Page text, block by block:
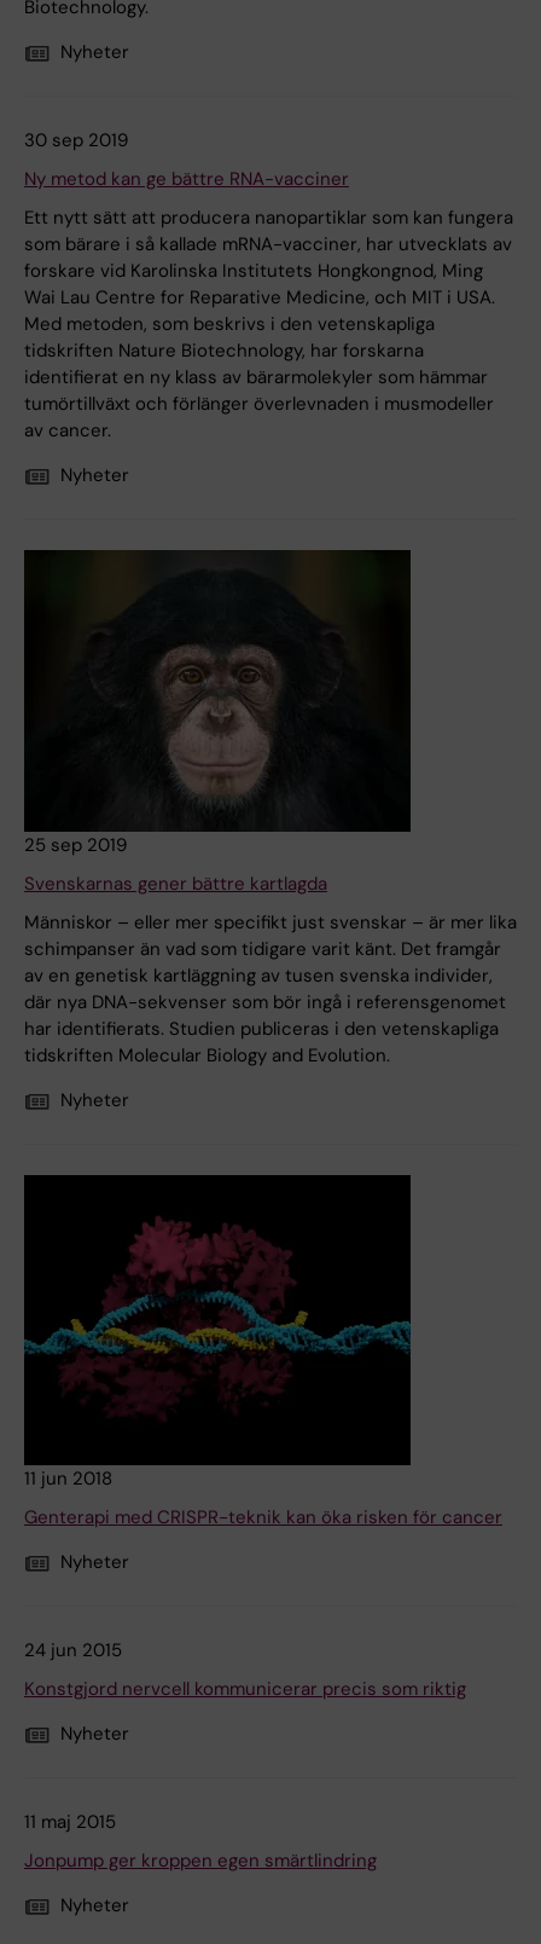
Biotechnology.
Nyheter
30 sep 2019
Ny metod kan ge bättre RNA-vacciner
Ett nytt sätt att producera nanopartiklar som kan fungera
som bärare i så kallade mRNA-vacciner, har utvecklats av
forskare vid Karolinska Institutets Hongkongnod, Ming
Wai Lau Centre for Reparative Medicine, och MIT i USA.
Med metoden, som beskrivs i den vetenskapliga
tidskriften Nature Biotechnology, har forskarna
identifierat en ny klass av bärarmolekyler som hämmar
tumörtillväxt och förlänger överlevnaden i musmodeller
av cancer.
Nyheter
25 sep 2019
Svenskarnas gener bättre kartlagda
Människor – eller mer specifikt just svenskar – är mer lika
schimpanser än vad som tidigare varit känt. Det framgår
av en genetisk kartläggning av tusen svenska individer,
där nya DNA-sekvenser som bör ingå i referensgenomet
har identifierats. Studien publiceras i den vetenskapliga
tidskriften Molecular Biology and Evolution.
Nyheter
11 jun 2018
Genterapi med CRISPR-teknik kan öka risken för cancer
Nyheter
24 jun 2015
Konstgjord nervcell kommunicerar precis som riktig
Nyheter
11 maj 2015
Jonpump ger kroppen egen smärtlindring
Nyheter